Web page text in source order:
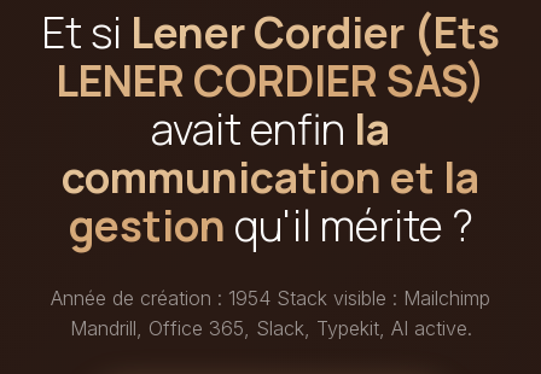
Et si Lener Cordier (Ets
LENER CORDIER SAS)
avait enfin la
communication et la
gestion qu'il mérite ?
Année de création : 1954 Stack visible : Mailchimp
Mandrill, Office 365, Slack, Typekit, AI active.